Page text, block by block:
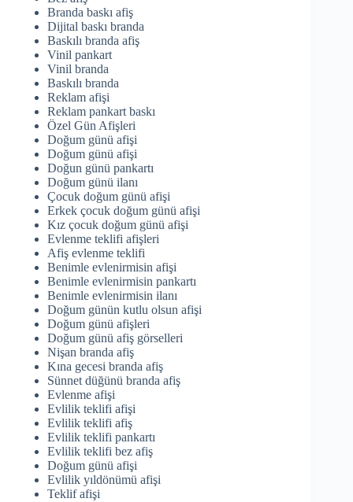
Branda baskı afiş
Dijital baskı branda
Baskılı branda afiş
Vinil pankart
Vinil branda
Baskılı branda
Reklam afişi
Reklam pankart baskı
Özel Gün Afişleri
Doğum günü afişi
Doğum günü afişi
Doğun günü pankartı
Doğum günü ilanı
Çocuk doğum günü afişi
Erkek çocuk doğum günü afişi
Kız çocuk doğum günü afişi
Evlenme teklifi afişleri
Afiş evlenme teklifi
Benimle evlenirmisin afişi
Benimle evlenirmisin pankartı
Benimle evlenirmisin ilanı
Doğum günün kutlu olsun afişi
Doğum günü afişleri
Doğum günü afiş görselleri
Nişan branda afiş
Kına gecesi branda afiş
Sünnet düğünü branda afiş
Evlenme afişi
Evlilik teklifi afişi
Evlilik teklifi afiş
Evlilik teklifi pankartı
Evlilik teklifi bez afiş
Doğum günü afişi
Evlilik yıldönümü afişi
Teklif afişi